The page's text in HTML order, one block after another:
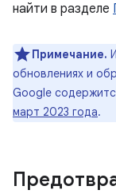
найти в разделе
Примечание.
обновлениях и
Google
март 2023 года.